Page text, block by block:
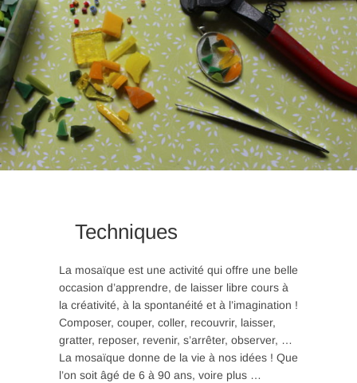
Techniques
La mosaïque est une activité qui offre une belle
occasion d’apprendre, de laisser libre cours à
la créativité, à la spontanéité et à l’imagination !
Composer, couper, coller, recouvrir, laisser,
gratter, reposer, revenir, s’arrêter, observer, …
La mosaïque donne de la vie à nos idées ! Que
l’on soit âgé de 6 à 90 ans, voire plus …